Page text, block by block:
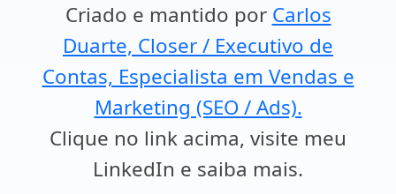
Criado e mantido por Carlos
Duarte, Closer / Executivo de
Contas, Especialista em Vendas e
Marketing (SEO / Ads).
Clique no link acima, visite meu
LinkedIn e saiba mais.